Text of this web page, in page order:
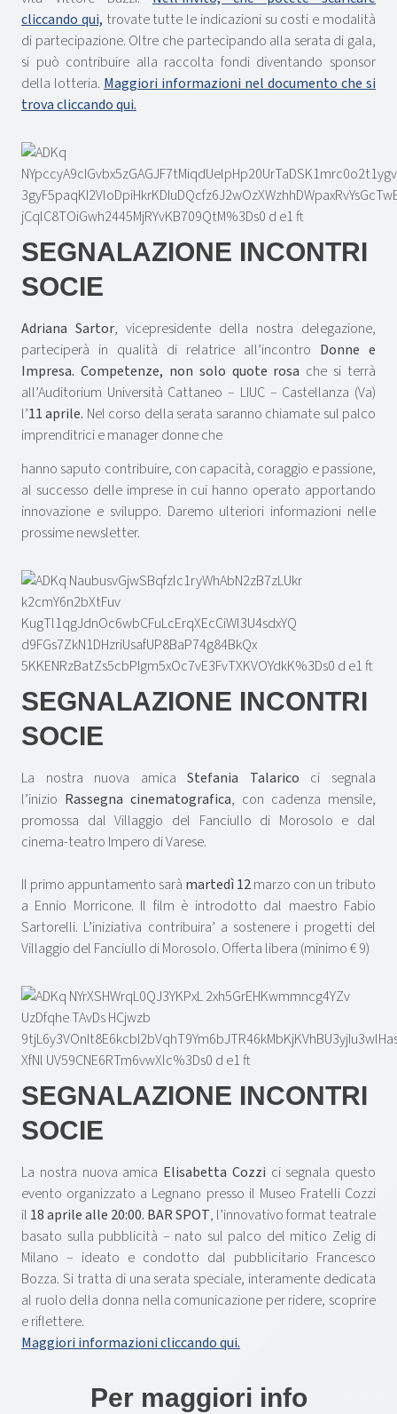
cliccando qui, trovate tutte le indicazioni su costi e modalità
di partecipazione. Oltre che partecipando alla serata di gala,
si può contribuire alla raccolta fondi diventando sponsor
della lotteria. Maggiori informazioni nel documento che si
trova cliccando qui.
SEGNALAZIONE INCONTRI
SOCIE
Adriana Sartor, vicepresidente della nostra delegazione,
parteciperà in qualità di relatrice all’incontro Donne e
Impresa. Competenze, non solo quote rosa che si terrà
all’Auditorium Università Cattaneo – LIUC – Castellanza (Va)
l’11 aprile. Nel corso della serata saranno chiamate sul palco
imprenditrici e manager donne che
hanno saputo contribuire, con capacità, coraggio e passione,
al successo delle imprese in cui hanno operato apportando
innovazione e sviluppo. Daremo ulteriori informazioni nelle
prossime newsletter.
SEGNALAZIONE INCONTRI
SOCIE
La nostra nuova amicaStefania Talarico ci segnala
l’inizio Rassegna cinematografica, con cadenza mensile,
promossa dal Villaggio del Fanciullo di Morosolo e dal
cinema-teatro Impero di Varese.
Il primo appuntamento sarà martedì 12marzo con un tributo
a Ennio Morricone. Il film è introdotto dal maestro Fabio
Sartorelli. L’iniziativa contribuira’ a sostenere i progetti del
Villaggio del Fanciullo di Morosolo. Offerta libera (minimo € 9)
SEGNALAZIONE INCONTRI
SOCIE
La nostra nuova amica Elisabetta Cozzi ci segnala questo
evento organizzato a Legnano presso il Museo Fratelli Cozzi
il 18 aprile alle 20:00. BAR SPOT, l’innovativo format teatrale
basato sulla pubblicità – nato sul palco del mitico Zelig di
Milano – ideato e condotto dal pubblicitario Francesco
Bozza. Si tratta di una serata speciale, interamente dedicata
al ruolo della donna nella comunicazione per ridere, scoprire
e riflettere.
Maggiori informazioni cliccando qui.
Per maggiori info